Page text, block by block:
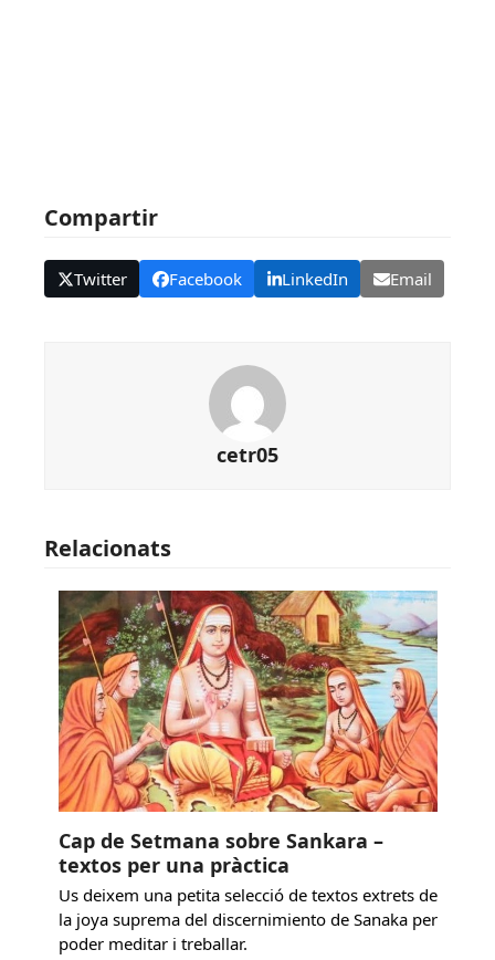
Compartir
Twitter Facebook LinkedIn Email
cetr05
Relacionats
Cap de Setmana sobre Sankara –
textos per una pràctica
Us deixem una petita selecció de textos extrets de
la joya suprema del discernimiento de Sanaka per
poder meditar i treballar.